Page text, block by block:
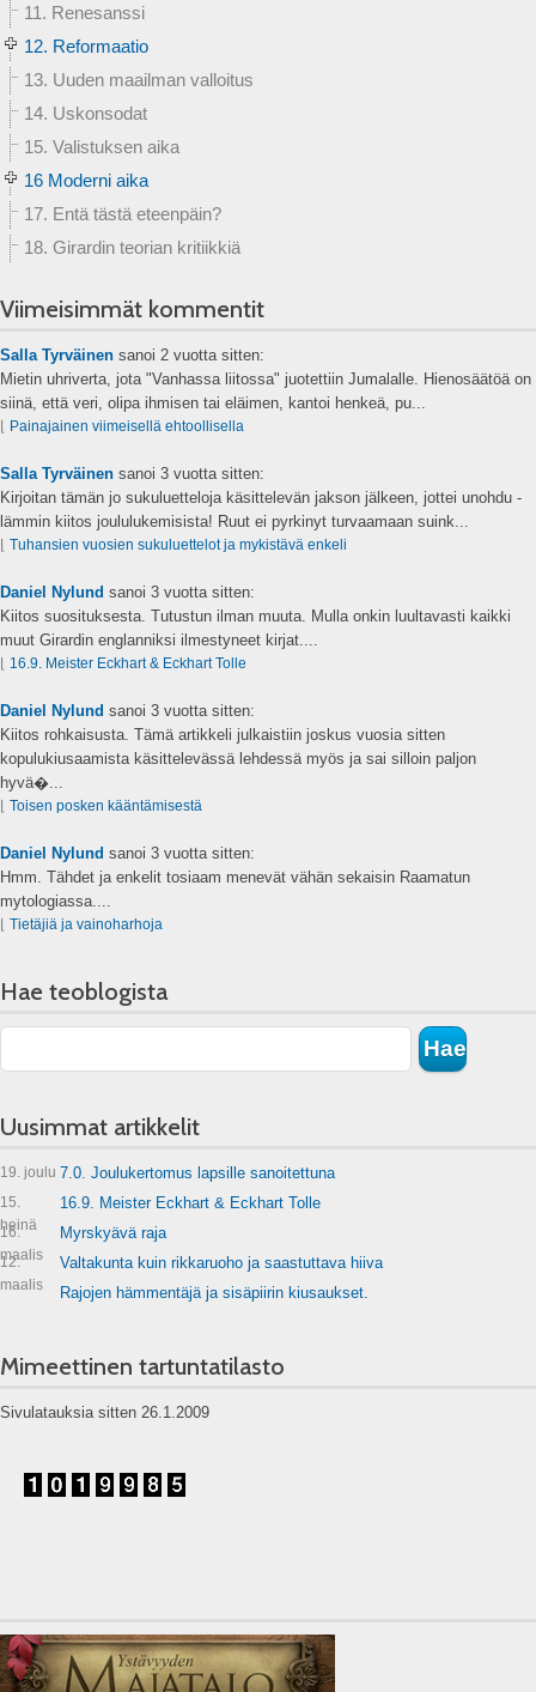
11. Renesanssi
12. Reformaatio
13. Uuden maailman valloitus
14. Uskonsodat
15. Valistuksen aika
16 Moderni aika
17. Entä tästä eteenpäin?
18. Girardin teorian kritiikkiä
Viimeisimmät kommentit
Salla Tyrväinen sanoi 2 vuotta sitten:
Mietin uhriverta, jota "Vanhassa liitossa" juotettiin Jumalalle. Hienosäätöä on
siinä, että veri, olipa ihmisen tai eläimen, kantoi henkeä, pu...
⌊ Painajainen viimeisellä ehtoollisella
Salla Tyrväinen sanoi 3 vuotta sitten:
Kirjoitan tämän jo sukuluetteloja käsittelevän jakson jälkeen, jottei unohdu -
lämmin kiitos joululukemisista! Ruut ei pyrkinyt turvaamaan suink...
⌊ Tuhansien vuosien sukuluettelot ja mykistävä enkeli
Daniel Nylund sanoi 3 vuotta sitten:
Kiitos suosituksesta. Tutustun ilman muuta. Mulla onkin luultavasti kaikki
muut Girardin englanniksi ilmestyneet kirjat....
⌊ 16.9. Meister Eckhart & Eckhart Tolle
Daniel Nylund sanoi 3 vuotta sitten:
Kiitos rohkaisusta. Tämä artikkeli julkaistiin joskus vuosia sitten
kopulukiusaamista käsittelevässä lehdessä myös ja sai silloin paljon
hyvä�...
⌊ Toisen posken kääntämisestä
Daniel Nylund sanoi 3 vuotta sitten:
Hmm. Tähdet ja enkelit tosiaam menevät vähän sekaisin Raamatun
mytologiassa....
⌊ Tietäjiä ja vainoharhoja
Hae teoblogista
Uusimmat artikkelit
19. joulu 7.0. Joulukertomus lapsille sanoitettuna
15.
heinä
16.9. Meister Eckhart & Eckhart Tolle
16.
maalis
Myrskyävä raja
12.
maalis
Valtakunta kuin rikkaruoho ja saastuttava hiiva
Rajojen hämmentäjä ja sisäpiirin kiusaukset.
Mimeettinen tartuntatilasto
Sivulatauksia sitten 26.1.2009